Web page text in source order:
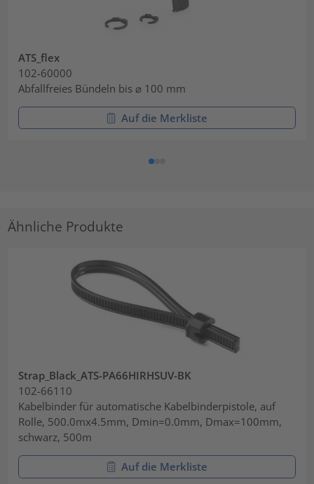
ATS_flex
102-60000
Abfallfreies Bündeln bis ⌀ 100 mm
Auf die Merkliste
Ähnliche Produkte
Strap_Black_ATS-PA66HIRHSUV-BK
102-66110
Kabelbinder für automatische Kabelbinderpistole, auf
Rolle, 500.0mx4.5mm, Dmin=0.0mm, Dmax=100mm,
schwarz, 500m
Auf die Merkliste